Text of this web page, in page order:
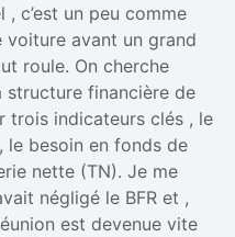
c’est un peu comme
voiture avant un grand
roule. On cherche
structure financière de
trois indicateurs clés , le
le besoin en fonds de
nette (TN). Je me
négligé le BFR et ,
est devenue vite